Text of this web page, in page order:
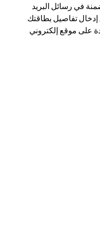
في رسائل البريد
تفاصيل بطاقتك
على موقع إلكتروني